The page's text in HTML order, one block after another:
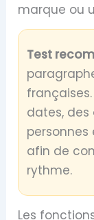
marque ou
Test
dates, des
afin de
rythme.
Les